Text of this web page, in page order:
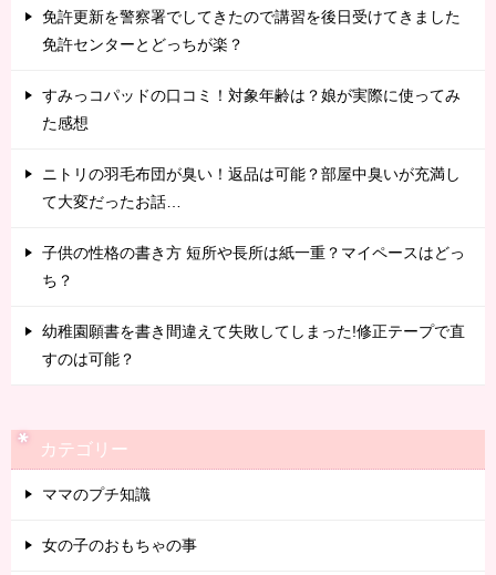
免許更新を警察署でしてきたので講習を後日受けてきました
免許センターとどっちが楽？
すみっコパッドの口コミ！対象年齢は？娘が実際に使ってみ
た感想
ニトリの羽毛布団が臭い！返品は可能？部屋中臭いが充満し
て大変だったお話…
子供の性格の書き方 短所や長所は紙一重？マイペースはどっ
ち？
幼稚園願書を書き間違えて失敗してしまった!修正テープで直
すのは可能？
カテゴリー
ママのプチ知識
女の子のおもちゃの事